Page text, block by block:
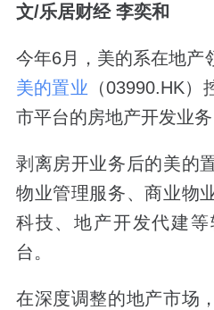
文/乐居财经 李奕和
今年6月，美的系在地产
美的置业 （03990.HK
市平台的房地产开发业务
剥离房开业务后的美的
物业管理服务、商业物
科技、地产开发代建
台。
在深度调整的地产市场